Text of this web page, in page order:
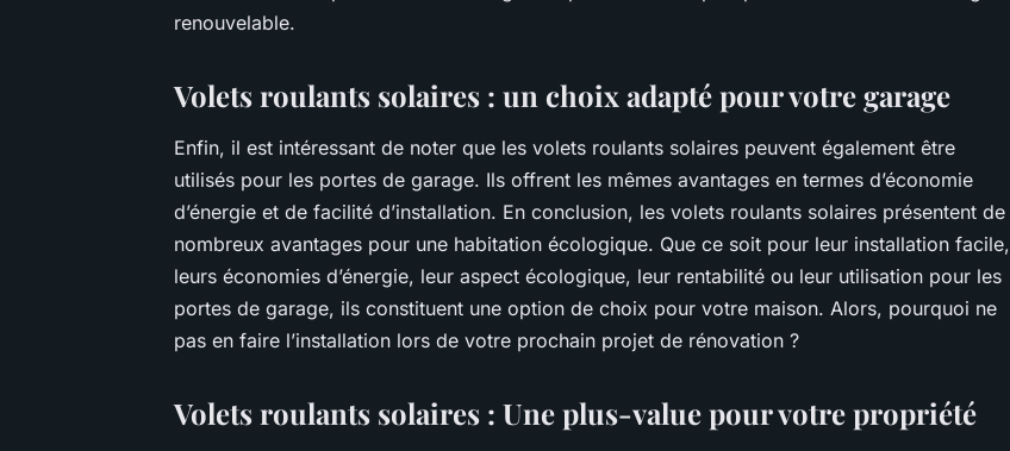
renouvelable.
Volets roulants solaires : un choix adapté pour votre garage
Enfin, il est intéressant de noter que les volets roulants solaires peuvent également être
utilisés pour les portes de garage. Ils offrent les mêmes avantages en termes d’économie
d’énergie et de facilité d’installation. En conclusion, les volets roulants solaires présentent de
nombreux avantages pour une habitation écologique. Que ce soit pour leur installation facile,
leurs économies d’énergie, leur aspect écologique, leur rentabilité ou leur utilisation pour les
portes de garage, ils constituent une option de choix pour votre maison. Alors, pourquoi ne
pas en faire l’installation lors de votre prochain projet de rénovation ?
Volets roulants solaires : Une plus-value pour votre propriété